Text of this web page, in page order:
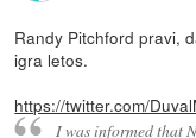
Randy Pitchford pravi,
igra letos.
https://twitter.com/
I was informed that